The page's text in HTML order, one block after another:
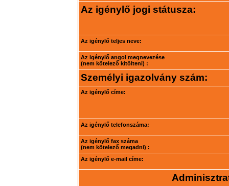
Az igénylő jogi státusza:
Az igénylő teljes neve:
Az igénylő angol megnevezése
(nem kötelező kitölteni) :
Személyi igazolvány szám:
Az igénylő címe:
Az igénylő telefonszáma:
Az igénylő fax száma
(nem kötelező megadni) :
Az igénylő e-mail címe: